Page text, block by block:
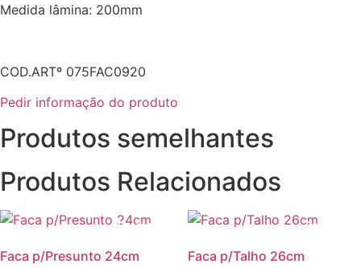
Medida lâmina: 200mm
COD.ARTº 075FAC0920
Pedir informação do produto
Produtos semelhantes
Produtos Relacionados
Promoção!
Faca p/Presunto 24cm Faca p/Talho 26cm